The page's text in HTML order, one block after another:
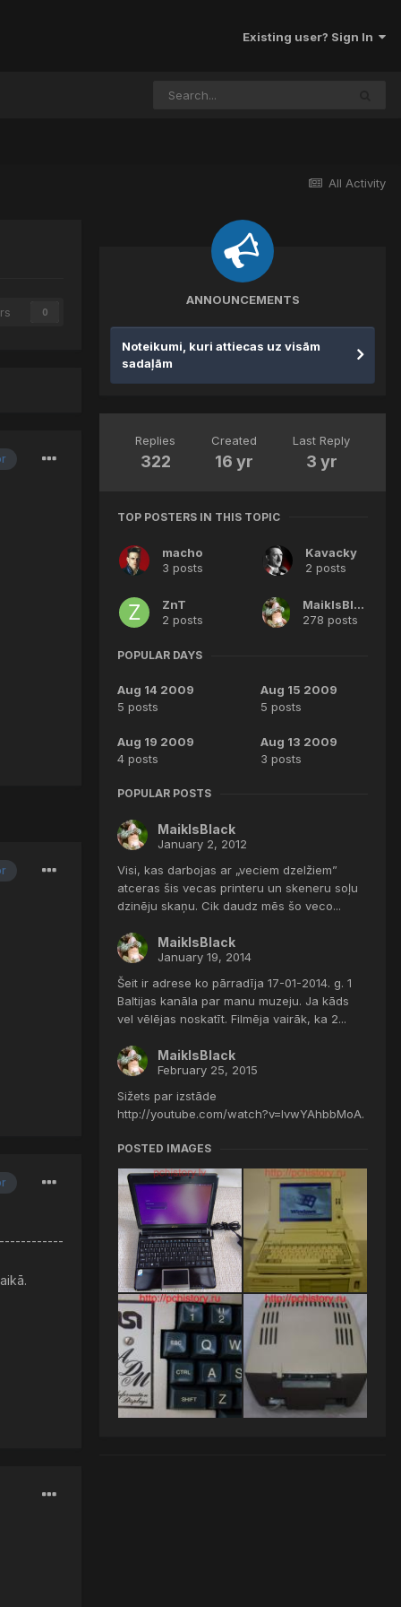
Existing user? Sign In
All Activity
0
ANNOUNCEMENTS
Noteikumi, kuri attiecas uz visām
sadaļām
Replies
322
Created
16 yr
Last Reply
3 yr
TOP POSTERS IN THIS TOPIC
macho
3 posts
Kavacky
2 posts
ZnT
2 posts
MaiklsBlack
278 posts
POPULAR DAYS
Aug 14 2009
5 posts
Aug 15 2009
5 posts
Aug 19 2009
4 posts
Aug 13 2009
3 posts
POPULAR POSTS
MaiklsBlack
January 2, 2012
Visi, kas darbojas ar „veciem dzelžiem”
atceras šis vecas printeru un skeneru soļu
dzinēju skaņu. Cik daudz mēs šo veco...
MaiklsBlack
January 19, 2014
Šeit ir adrese ko pārradīja 17-01-2014. g. 1
Baltijas kanāla par manu muzeju. Ja kāds
vel vēlējas noskatīt. Filmēja vairāk, ka 2...
MaiklsBlack
February 25, 2015
Sižets par izstāde
http://youtube.com/watch?v=lvwYAhbbMoA.
POSTED IMAGES